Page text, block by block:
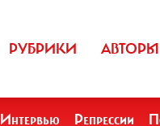
РУБРИКИ АВТОРЫ
Интервью Репрессии